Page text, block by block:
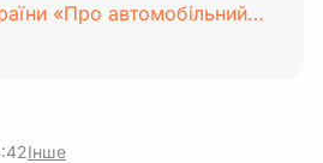
«Про автомобільний…
Інше